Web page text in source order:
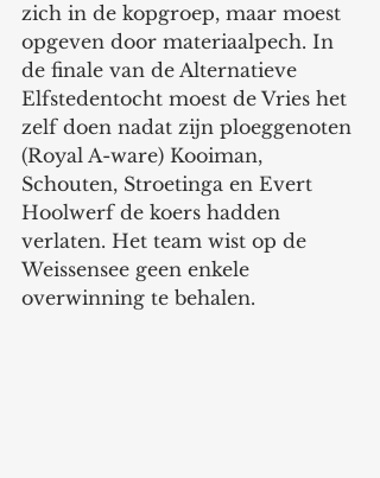
zich in de kopgroep, maar moest
opgeven door materiaalpech. In
de finale van de Alternatieve
Elfstedentocht moest de Vries het
zelf doen nadat zijn ploeggenoten
(Royal A-ware) Kooiman,
Schouten, Stroetinga en Evert
Hoolwerf de koers hadden
verlaten. Het team wist op de
Weissensee geen enkele
overwinning te behalen.